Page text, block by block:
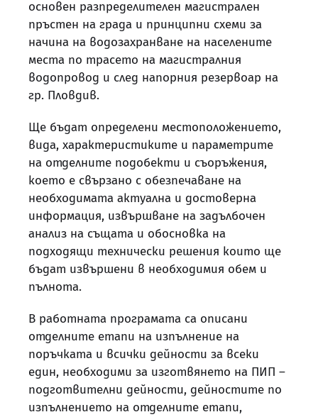
основен разпределителен магистрален
пръстен на града и принципни схеми за
начина на водозахранване на населените
места по трасето на магистралния
водопровод и след напорния резервоар на
гр. Пловдив.
Ще бъдат определени местоположението,
вида, характеристиките и параметрите
на отделните подобекти и съоръжения,
което е свързано с обезпечаване на
необходимата актуална и достоверна
информация, извършване на задълбочен
анализ на същата и обосновка на
подходящи технически решения които ще
бъдат извършени в необходимия обем и
пълнота.
В работната програмата са описани
отделните етапи на изпълнение на
поръчката и всички дейности за всеки
един, необходими за изготвянето на ПИП –
подготвителни дейности, дейностите по
изпълнението на отделните етапи,